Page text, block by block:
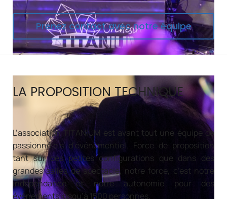
Prenez contact avec notre équipe
LA PROPOSITION TECHNIQUE
L’association TITANIUM est avant tout une équipe de
passionné.e.s d’événementiel. Force de proposition
tant sur des petites configurations que dans des
grandes salles de spectacle, notre force, c’est notre
indépendance et notre autonomie pour des
évènements jusqu’à 1500 personnes.